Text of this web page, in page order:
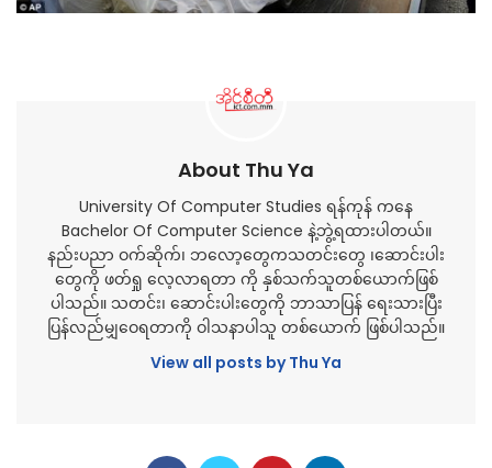
About Thu Ya
University Of Computer Studies ရန်ကုန် ကနေ
Bachelor Of Computer Science နဲ့ဘွဲ့ရထားပါတယ်။
နည်းပညာ ဝက်ဆိုက်၊ ဘလော့တွေကသတင်းတွေ ၊ဆောင်းပါး
တွေကို ဖတ်ရှု လေ့လာရတာ ကို နှစ်သက်သူတစ်ယောက်ဖြစ်
ပါသည်။ သတင်း၊ ဆောင်းပါးတွေကို ဘာသာပြန် ရေးသားပြီး
ပြန်လည်မျှဝေရတာကို ဝါသနာပါသူ တစ်ယောက် ဖြစ်ပါသည်။
View all posts by Thu Ya